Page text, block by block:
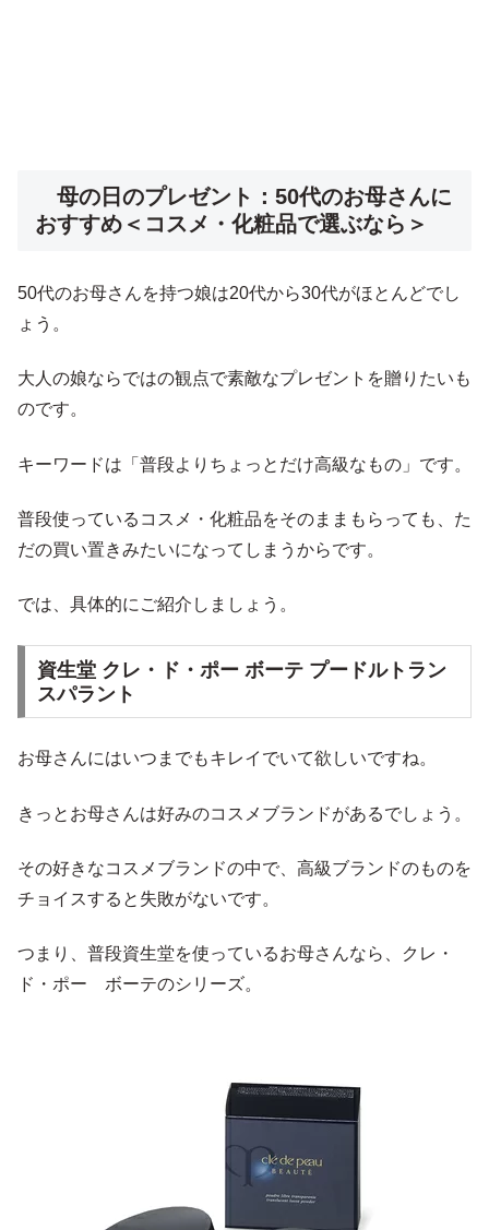
母の日のプレゼント：50代のお母さんに
おすすめ＜コスメ・化粧品で選ぶなら＞
50代のお母さんを持つ娘は20代から30代がほとんどでし
ょう。
大人の娘ならではの観点で素敵なプレゼントを贈りたいも
のです。
キーワードは「普段よりちょっとだけ高級なもの」です。
普段使っているコスメ・化粧品をそのままもらっても、た
だの買い置きみたいになってしまうからです。
では、具体的にご紹介しましょう。
資生堂 クレ・ド・ポー ボーテ プードルトラン
スパラント
お母さんにはいつまでもキレイでいて欲しいですね。
きっとお母さんは好みのコスメブランドがあるでしょう。
その好きなコスメブランドの中で、高級ブランドのものを
チョイスすると失敗がないです。
つまり、普段資生堂を使っているお母さんなら、クレ・
ド・ポー ボーテのシリーズ。